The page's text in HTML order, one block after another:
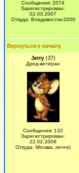
Сообщения: 2074
Зарегистрирован:
02.03.2007
Откуда: Владивосток-2000
Вернуться к началу
Jerry(37)
Дред-ветеран
Сообщения: 132
Зарегистрирован:
22.02.2006
Откуда: Москва..почти)